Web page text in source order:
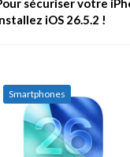
iOS 26.5.2 !
Smartphones